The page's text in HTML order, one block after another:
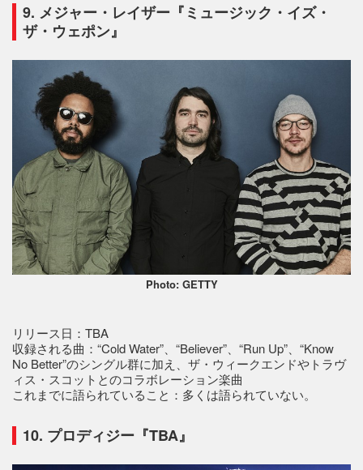
9. メジャー・レイザー『ミュージック・イズ・
ザ・ウェポン』
Photo: GETTY
リリース日：TBA
収録される曲：“Cold Water”、“Believer”、“Run Up”、“Know
No Better”のシングル群に加え、ザ・ウィークエンドやトラヴ
ィス・スコットとのコラボレーション楽曲
これまでに語られていること：多くは語られていない。
10. プロディジー『TBA』